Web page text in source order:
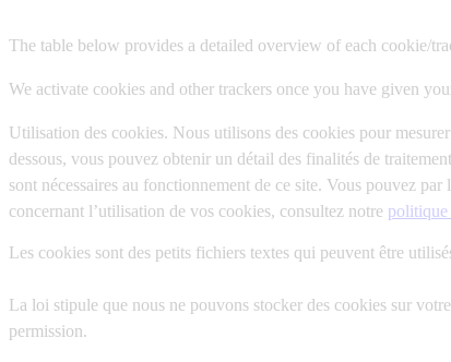
The table below provides a detailed overview of each cookie/
We activate cookies and other trackers once you have given
Utilisation des cookies. Nous utilisons des cookies pour
dessous, vous pouvez obtenir un détail des finalités de
sont nécessaires au fonctionnement de ce site. Vous pouvez
concernant l’utilisation de vos cookies, consultez notre politique
Les cookies sont des petits fichiers textes qui peuvent être
La loi stipule que nous ne pouvons stocker des cookies sur
permission.